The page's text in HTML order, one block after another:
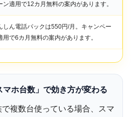
ン適用で12カ月無料の案内があります。
しん電話パックは550円/月。キャンペー
用で6カ月無料の案内があります。
ホ台数」で効き方が変わる
複数台使っている場合、スマ